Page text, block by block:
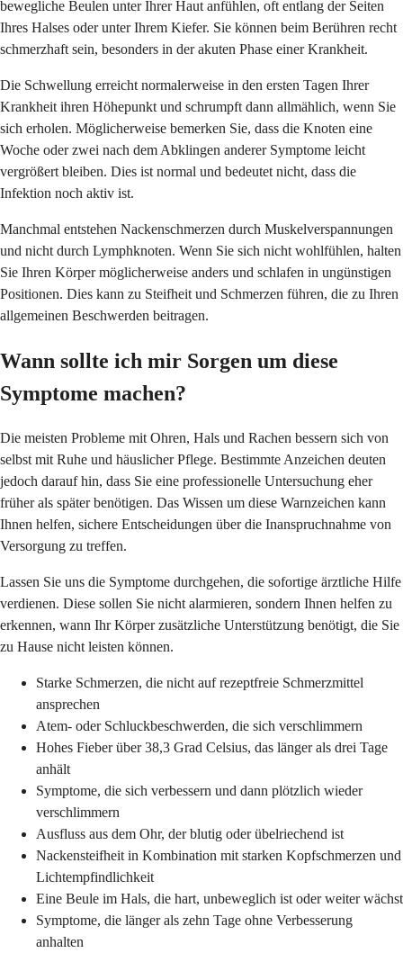
bewegliche Beulen unter Ihrer Haut anfühlen, oft entlang der Seiten
Ihres Halses oder unter Ihrem Kiefer. Sie können beim Berühren recht
schmerzhaft sein, besonders in der akuten Phase einer Krankheit.
Die Schwellung erreicht normalerweise in den ersten Tagen Ihrer
Krankheit ihren Höhepunkt und schrumpft dann allmählich, wenn Sie
sich erholen. Möglicherweise bemerken Sie, dass die Knoten eine
Woche oder zwei nach dem Abklingen anderer Symptome leicht
vergrößert bleiben. Dies ist normal und bedeutet nicht, dass die
Infektion noch aktiv ist.
Manchmal entstehen Nackenschmerzen durch Muskelverspannungen
und nicht durch Lymphknoten. Wenn Sie sich nicht wohlfühlen, halten
Sie Ihren Körper möglicherweise anders und schlafen in ungünstigen
Positionen. Dies kann zu Steifheit und Schmerzen führen, die zu Ihren
allgemeinen Beschwerden beitragen.
Wann sollte ich mir Sorgen um diese
Symptome machen?
Die meisten Probleme mit Ohren, Hals und Rachen bessern sich von
selbst mit Ruhe und häuslicher Pflege. Bestimmte Anzeichen deuten
jedoch darauf hin, dass Sie eine professionelle Untersuchung eher
früher als später benötigen. Das Wissen um diese Warnzeichen kann
Ihnen helfen, sichere Entscheidungen über die Inanspruchnahme von
Versorgung zu treffen.
Lassen Sie uns die Symptome durchgehen, die sofortige ärztliche Hilfe
verdienen. Diese sollen Sie nicht alarmieren, sondern Ihnen helfen zu
erkennen, wann Ihr Körper zusätzliche Unterstützung benötigt, die Sie
zu Hause nicht leisten können.
Starke Schmerzen, die nicht auf rezeptfreie Schmerzmittel
ansprechen
Atem- oder Schluckbeschwerden, die sich verschlimmern
Hohes Fieber über 38,3 Grad Celsius, das länger als drei Tage
anhält
Symptome, die sich verbessern und dann plötzlich wieder
verschlimmern
Ausfluss aus dem Ohr, der blutig oder übelriechend ist
Nackensteifheit in Kombination mit starken Kopfschmerzen und
Lichtempfindlichkeit
Eine Beule im Hals, die hart, unbeweglich ist oder weiter wächst
Symptome, die länger als zehn Tage ohne Verbesserung
anhalten